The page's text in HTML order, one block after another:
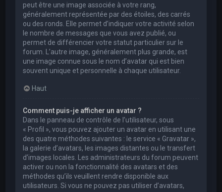
peut être une image associée à votre rang,
généralement représentée par des étoiles, des carrés
ou des ronds. Elle permet d’indiquer votre activité selon
le nombre de messages que vous avez publié, ou
permet de différencier votre statut particulier sur le
forum. L’autre image, généralement plus grande, est
une image connue sous le nom d’avatar qui est bien
souvent unique et personnelle à chaque utilisateur.
Haut
Comment puis-je afficher un avatar ?
Dans le panneau de contrôle de l’utilisateur, sous
« Profil », vous pouvez ajouter un avatar en utilisant une
des quatre méthodes suivantes : le service « Gravatar »,
la galerie d’avatars, les images distantes ou le transfert
d’images locales. Les administrateurs du forum peuvent
activer ou non la fonctionnalité des avatars et des
méthodes qu’ils veuillent rendre disponible aux
utilisateurs. Si vous ne pouvez pas utiliser d’avatars,